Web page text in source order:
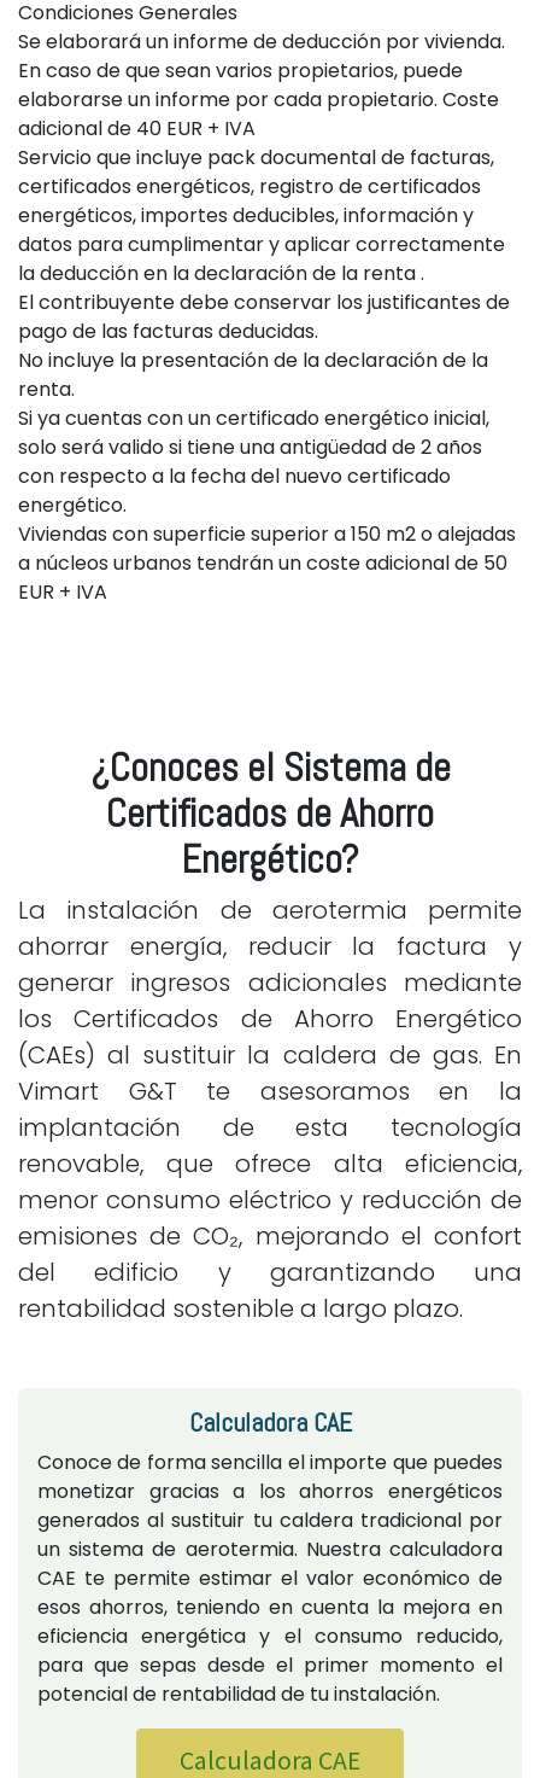
Condiciones Generales
Se elaborará un informe de deducción por vivienda.
En caso de que sean varios propietarios, puede
elaborarse un informe por cada propietario. Coste
adicional de 40 EUR + IVA
Servicio que incluye pack documental de facturas,
certificados energéticos, registro de certificados
energéticos, importes deducibles, información y
datos para cumplimentar y aplicar correctamente
la deducción en la declaración de la renta .
El contribuyente debe conservar los justificantes de
pago de las facturas deducidas.
No incluye la presentación de la declaración de la
renta.
Si ya cuentas con un certificado energético inicial,
solo será valido si tiene una antigüedad de 2 años
con respecto a la fecha del nuevo certificado
energético.
Viviendas con superficie superior a 150 m2 o alejadas
a núcleos urbanos tendrán un coste adicional de 50
EUR + IVA
¿Conoces el Sistema de
Certificados de Ahorro
Energético?
La instalación de aerotermia permite
ahorrar energía, reducir la factura y
generar ingresos adicionales mediante
los Certificados de Ahorro Energético
(CAEs) al sustituir la caldera de gas. En
Vimart G&T te asesoramos en la
implantación de esta tecnología
renovable, que ofrece alta eficiencia,
menor consumo eléctrico y reducción de
emisiones de CO₂, mejorando el confort
del edificio y garantizando una
rentabilidad sostenible a largo plazo.
Calculadora CAE
Conoce de forma sencilla el importe que puedes
monetizar gracias a los ahorros energéticos
generados al sustituir tu caldera tradicional por
un sistema de aerotermia. Nuestra calculadora
CAE te permite estimar el valor económico de
esos ahorros, teniendo en cuenta la mejora en
eficiencia energética y el consumo reducido,
para que sepas desde el primer momento el
potencial de rentabilidad de tu instalación.
Calculadora CAE